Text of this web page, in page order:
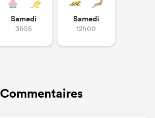
Samedi
3h05
Samedi
12h00
Commentaires